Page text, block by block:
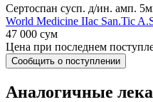
Сертоспан сусп. д/ин. амп.
World Мedicine IIac San.Tic
47 000 сум
Цена при последнем
Сообщить о поступлении
Аналогичные